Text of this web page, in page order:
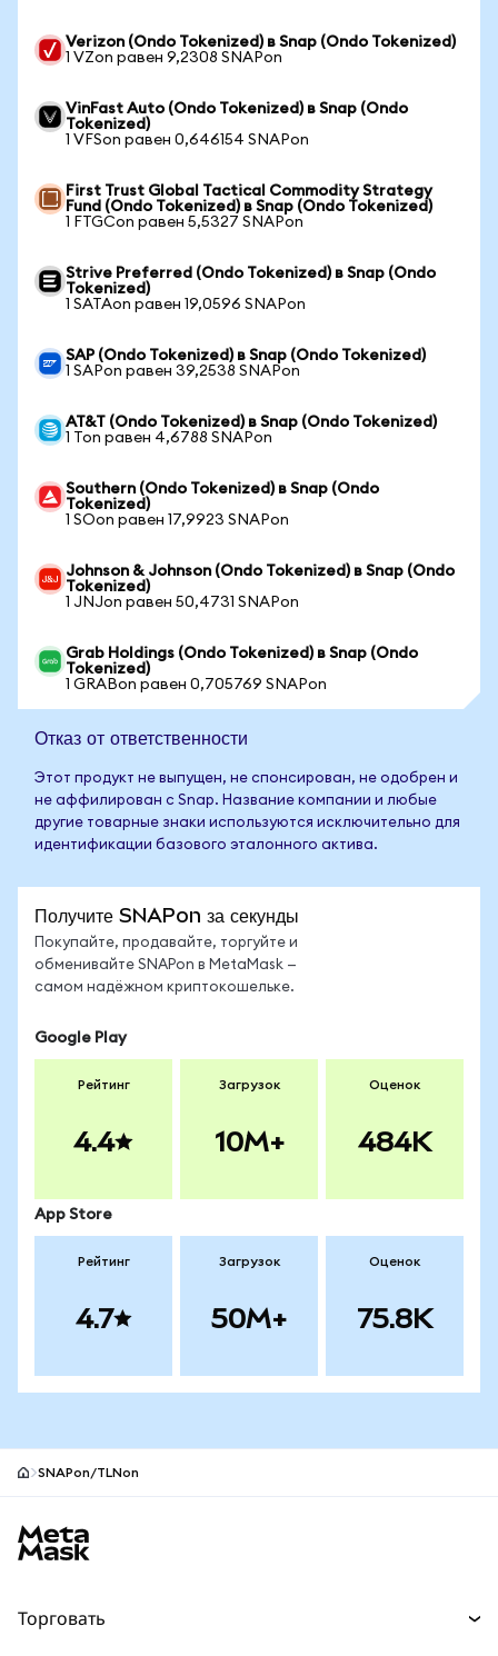
Verizon (Ondo Tokenized) в Snap (Ondo Tokenized)
1 VZon равен 9,2308 SNAPon
VinFast Auto (Ondo Tokenized) в Snap (Ondo
Tokenized)
1 VFSon равен 0,646154 SNAPon
First Trust Global Tactical Commodity Strategy
Fund (Ondo Tokenized) в Snap (Ondo Tokenized)
1 FTGCon равен 5,5327 SNAPon
Strive Preferred (Ondo Tokenized) в Snap (Ondo
Tokenized)
1 SATAon равен 19,0596 SNAPon
SAP (Ondo Tokenized) в Snap (Ondo Tokenized)
1 SAPon равен 39,2538 SNAPon
AT&T (Ondo Tokenized) в Snap (Ondo Tokenized)
1 Ton равен 4,6788 SNAPon
Southern (Ondo Tokenized) в Snap (Ondo
Tokenized)
1 SOon равен 17,9923 SNAPon
Johnson & Johnson (Ondo Tokenized) в Snap (Ondo
Tokenized)
1 JNJon равен 50,4731 SNAPon
Grab Holdings (Ondo Tokenized) в Snap (Ondo
Tokenized)
1 GRABon равен 0,705769 SNAPon
Отказ от ответственности
Этот продукт не выпущен, не спонсирован, не одобрен и
не аффилирован с Snap. Название компании и любые
другие товарные знаки используются исключительно для
идентификации базового эталонного актива.
Получите SNAPon за секунды
Покупайте, продавайте, торгуйте и
обменивайте SNAPon в MetaMask —
самом надёжном криптокошельке.
Google Play
Рейтинг
4.4
Загрузок
10M+
Оценок
484K
App Store
Рейтинг
4.7
Загрузок
50M+
Оценок
75.8K
SNAPon/TLNon
Торговать